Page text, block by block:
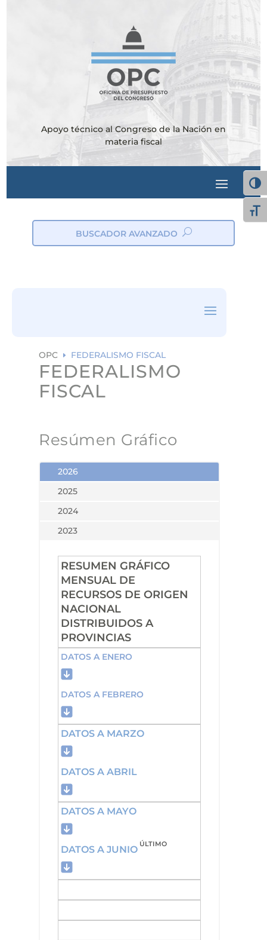
Apoyo técnico al Congreso de la Nación en
materia fiscal
BUSCADOR AVANZADO
OPC E FEDERALISMO FISCAL
FEDERALISMO
FISCAL
Resúmen Gráfico
2026
2025
2024
2023
RESUMEN GRÁFICO
MENSUAL DE
RECURSOS DE ORIGEN
NACIONAL
DISTRIBUIDOS A
PROVINCIAS
DATOS A ENERO
DATOS A FEBRERO
DATOS A MARZO
DATOS A ABRIL
DATOS A MAYO
DATOS A JUNIO ÚLTIMO